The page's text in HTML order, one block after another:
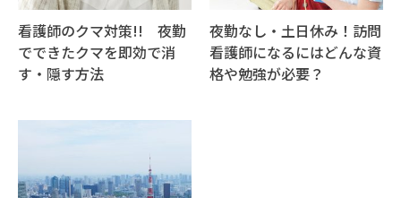
看護師のクマ対策!! 夜勤
でできたクマを即効で消
す・隠す方法
夜勤なし・土日休み！訪問
看護師になるにはどんな資
格や勉強が必要？